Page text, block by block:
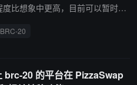
比想象中更高，目前可以暂时搁
作为指数服务提供商，UniSat
去 12 个月所观察到的那样，事
BRC-20
20 的平台在 PizzaSwap